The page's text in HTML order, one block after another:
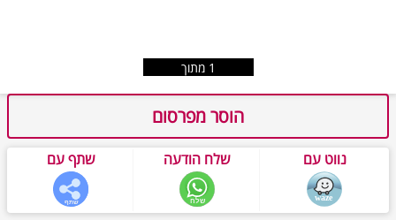
1 מתוך
הוסר מפרסום
שתף עם שלח הודעה נווט עם